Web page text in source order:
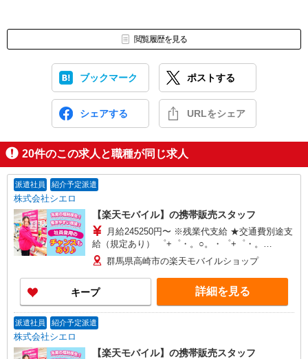
閲覧履歴を見る
ブックマーク ポストする
シェアする URLをシェア
20件のこの求人と職種が同じ求人
派遣社員 紹介予定派遣
株式会社シエロ
【楽天モバイル】の携帯販売スタッフ
月給245250円〜 ※残業代支給 ★交通費別途支
給（規定あり） ゜+゜・。○。・゜+゜・。
○。・゜+゜ 入社祝い金10万円支給(規定有) お友達
を紹介頂くと, インセンティブ支給(規定有) ゜・。
○。・゜+゜・。○。・゜+゜
群馬県高崎市の楽天モバイルショップ
キープ 詳細を見る
派遣社員 紹介予定派遣
株式会社シエロ
【楽天モバイル】の携帯販売スタッフ